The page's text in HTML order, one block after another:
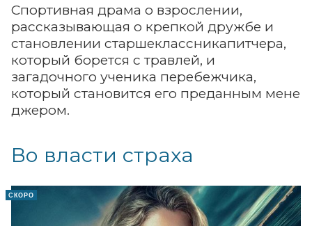
Спортивная драма о взрослении,
рассказывающая о крепкой дружбе и
становлении старшеклассникапитчера,
который борется с травлей, и
загадочного ученика перебежчика,
который становится его преданным мене
джером.
Во власти страха
СКОРО